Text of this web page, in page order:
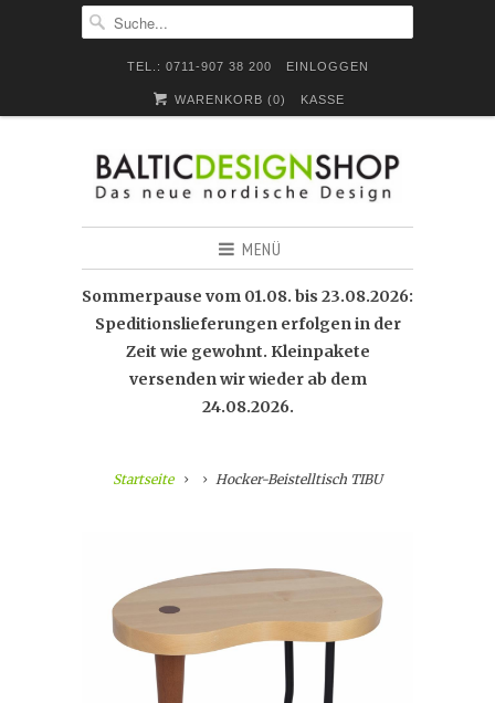
TEL.: 0711-907 38 200 EINLOGGEN
WARENKORB (0) KASSE
MENÜ
Sommerpause vom 01.08. bis 23.08.2026:
Speditionslieferungen erfolgen in der
Zeit wie gewohnt. Kleinpakete
versenden wir wieder ab dem
24.08.2026.
Startseite Hocker-Beistelltisch TIBU